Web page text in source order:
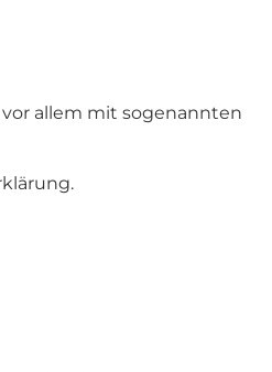
allem mit sogenannten